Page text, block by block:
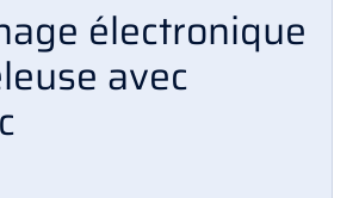
électronique
avec